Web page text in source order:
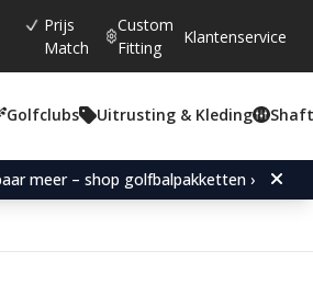
Prijs
Match
Custom
Fitting
Klantenservice
Golfclubs Uitrusting & Kleding
meer – shop golfbalpakketten ›
Gemiddelde beoordeling:
4.4 (aantal stemmen:
9)
Ferrule 1/4" Black-Driver